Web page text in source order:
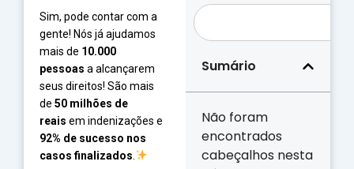
Sim, pode contar com a
gente! Nós já ajudamos
mais de 10.000
pessoas a alcançarem
seus direitos! São mais
de 50 milhões de
reais em indenizações e
92% de sucesso nos
casos finalizados
Sumário
Não foram
encontrados
cabeçalhos nesta